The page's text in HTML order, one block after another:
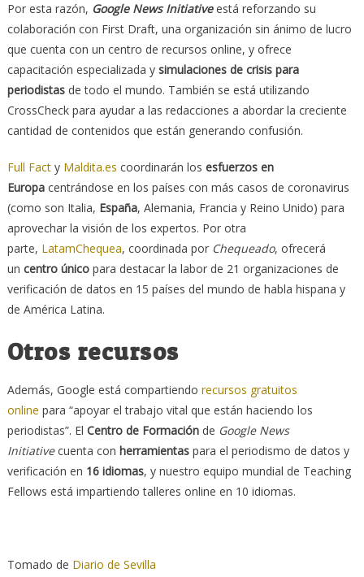
Por esta razón, Google News Initiativeestá reforzando su
colaboración con First Draft, una organización sin ánimo de lucro
que cuenta con un centro de recursos online, y ofrece
capacitación especializada y simulaciones de crisis para
periodistasde todo el mundo. También se está utilizando
CrossCheck para ayudar a las redacciones a abordar la creciente
cantidad de contenidos que están generando confusión.
Full Facty Maldita.es coordinarán los esfuerzos en
Europacentrándose en los países con más casos de coronavirus
(como son Italia, España, Alemania, Francia y Reino Unido) para
aprovechar la visión de los expertos. Por otra
parte, LatamChequea, coordinada por Chequeado, ofrecerá
un centro únicopara destacar la labor de 21 organizaciones de
verificación de datos en 15 países del mundo de habla hispana y
de América Latina.
Otros recursos
Además, Google está compartiendo recursos gratuitos
online para “apoyar el trabajo vital que están haciendo los
periodistas”. El Centro de Formaciónde Google News
Initiativecuenta con herramientaspara el periodismo de datos y
verificación en 16 idiomas, y nuestro equipo mundial de Teaching
Fellows está impartiendo talleres online en 10 idiomas.
Tomado de Diario de Sevilla